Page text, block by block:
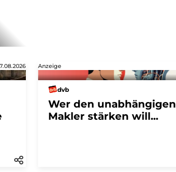
Anzeige
dvb
Wer den unabhängigen
Makler stärken will...